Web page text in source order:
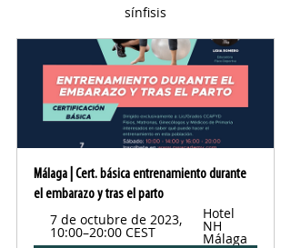
sínfisis
Málaga | Cert. básica entrenamiento durante
el embarazo y tras el parto
7 de octubre de 2023,
10:00–20:00 CEST
Hotel
NH
Málaga